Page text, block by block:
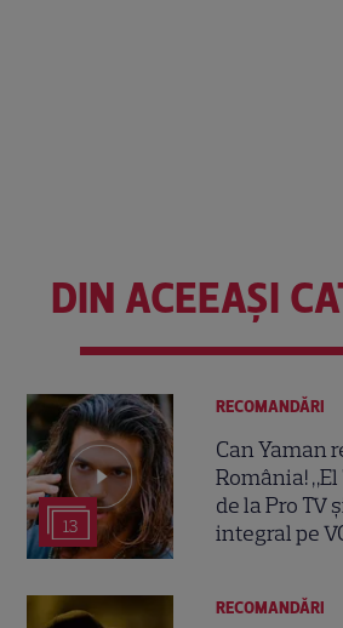
DIN ACEEAȘI
13
RECOMANDĂRI
Can Yaman
România!
de la Pro TV
integral pe
RECOMANDĂRI